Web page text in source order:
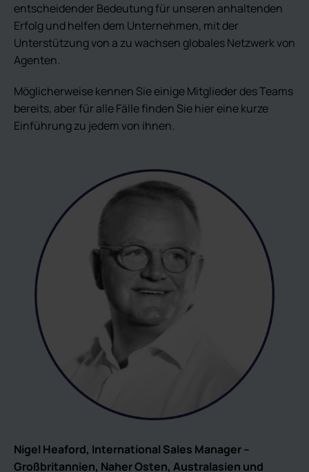
entscheidender Bedeutung für unseren anhaltenden
Erfolg und helfen dem Unternehmen, mit der
Unterstützung von a zu wachsen globales Netzwerk von
Agenten.
Möglicherweise kennen Sie einige Mitglieder des Teams
bereits, aber für alle Fälle finden Sie hier eine kurze
Einführung zu jedem von ihnen.
Nigel Heaford, International Sales Manager –
Großbritannien, Naher Osten, Australasien und